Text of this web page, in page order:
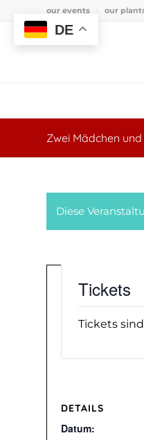
our events our
Zwei Mädchen
Diese
DETAILS
Datum:
Tickets
Tickets
DE